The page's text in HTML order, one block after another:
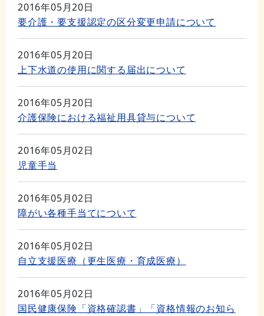
2016年05月20日
要介護・要支援認定の区分変更申請について
2016年05月20日
上下水道の使用に関する届出について
2016年05月20日
介護保険における福祉用具貸与について
2016年05月02日
児童手当
2016年05月02日
障がい各種手当てについて
2016年05月02日
自立支援医療（更生医療・育成医療）
2016年05月02日
国民健康保険「資格確認書」「資格情報のお知ら